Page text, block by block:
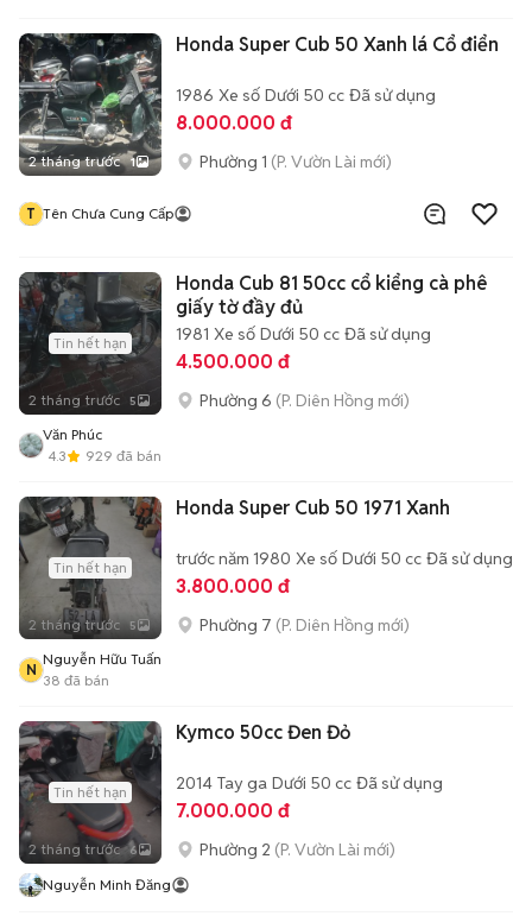
2 tháng trước 1
Honda Super Cub 50 Xanh lá Cổ điển
1986 Xe số Dưới 50 cc Đã sử dụng
8.000.000 đ
Phường 1 (P. Vườn Lài mới)
T Tên Chưa Cung Cấp
Tin hết hạn
2 tháng trước 5
Honda Cub 81 50cc cổ kiểng cà phê
giấy tờ đầy đủ
1981 Xe số Dưới 50 cc Đã sử dụng
4.500.000 đ
Phường 6 (P. Diên Hồng mới)
Văn Phúc
4.3
929 đã bán
Tin hết hạn
2 tháng trước 5
Honda Super Cub 50 1971 Xanh
trước năm 1980 Xe số Dưới 50 cc Đã sử dụng
3.800.000 đ
Phường 7 (P. Diên Hồng mới)
N
Nguyễn Hữu Tuấn
38 đã bán
Tin hết hạn
2 tháng trước 6
Kymco 50cc Đen Đỏ
2014 Tay ga Dưới 50 cc Đã sử dụng
7.000.000 đ
Phường 2 (P. Vườn Lài mới)
Nguyễn Minh Đăng